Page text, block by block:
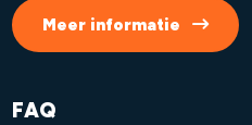
Meer informatie
FAQ